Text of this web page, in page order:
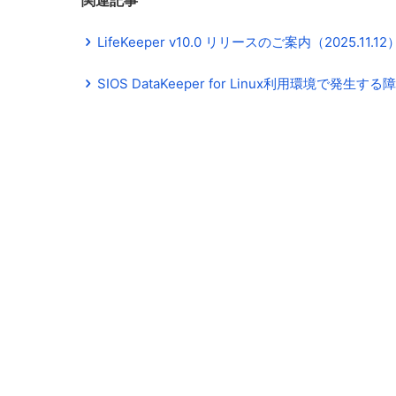
LifeKeeper v10.0 リリースのご案内（2025.11.12）
SIOS DataKeeper for Linux利用環境で発生する